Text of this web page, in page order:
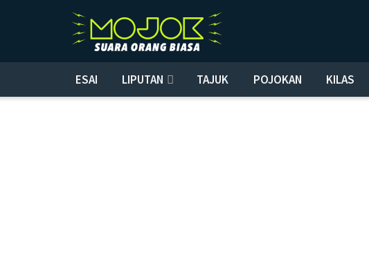
ESAI LIPUTAN TAJUK POJOKAN KILAS